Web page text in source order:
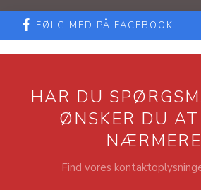
FØLG MED PÅ FACEBOOK
HAR DU
​ØNSKER DU
Find vores